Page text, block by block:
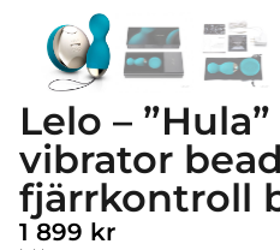
Lelo –
vibrator
fjärrkontroll
1 899 kr